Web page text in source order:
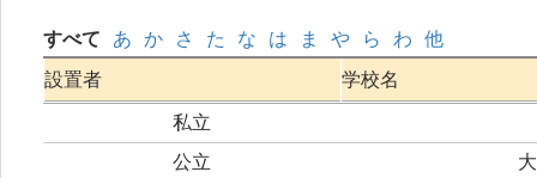
すべて あ か さ た な は ま や ら わ
他
設置者
学校名
私立
公立